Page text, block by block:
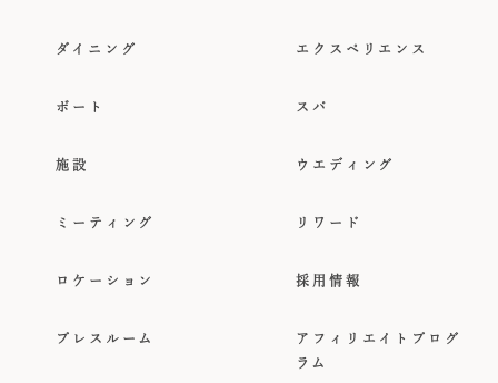
ダイニング エクスペリエンス
ボート スパ
施設 ウエディング
ミーティング リワード
ロケーション 採用情報
プレスルーム
アフィリエイトプログ
ラム